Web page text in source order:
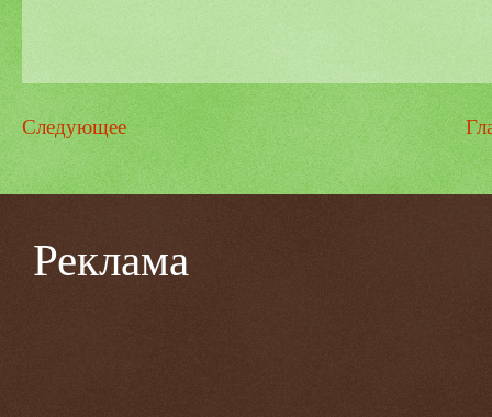
Следующее
Реклама